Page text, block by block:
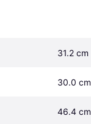
31.2 cm
30.0 cm
46.4 cm